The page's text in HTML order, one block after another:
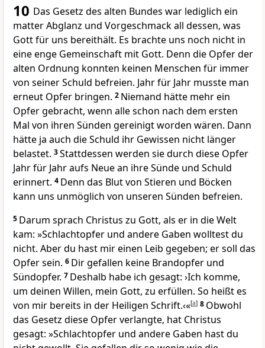
10 Das Gesetz des alten Bundes war lediglich ein
matter Abglanz und Vorgeschmack all dessen, was
Gott für uns bereithält. Es brachte uns noch nicht in
eine enge Gemeinschaft mit Gott. Denn die Opfer der
alten Ordnung konnten keinen Menschen für immer
von seiner Schuld befreien. Jahr für Jahr musste man
erneut Opfer bringen. 2 Niemand hätte mehr ein
Opfer gebracht, wenn alle schon nach dem ersten
Mal von ihren Sünden gereinigt worden wären. Dann
hätte ja auch die Schuld ihr Gewissen nicht länger
belastet. 3Stattdessen werden sie durch diese Opfer
Jahr für Jahr aufs Neue an ihre Sünde und Schuld
erinnert. 4 Denn das Blut von Stieren und Böcken
kann uns unmöglich von unseren Sünden befreien.
5 Darum sprach Christus zu Gott, als er in die Welt
kam: »Schlachtopfer und andere Gaben wolltest du
nicht. Aber du hast mir einen Leib gegeben; er soll das
Opfer sein. 6 Dir gefallen keine Brandopfer und
Sündopfer. 7 Deshalb habe ich gesagt: ›Ich komme,
um deinen Willen, mein Gott, zu erfüllen. So heißt es
von mir bereits in der Heiligen Schrift.‹«[a] 8 Obwohl
das Gesetz diese Opfer verlangte, hat Christus
gesagt: »Schlachtopfer und andere Gaben hast du